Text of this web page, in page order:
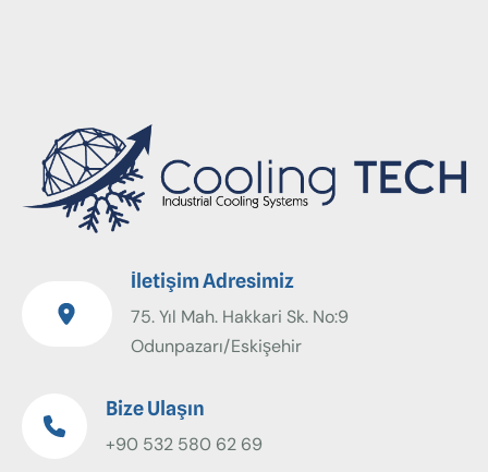
İletişim Adresimiz
75. Yıl Mah. Hakkari Sk. No:9
Odunpazarı/Eskişehir
Bize Ulaşın
+90 532 580 62 69